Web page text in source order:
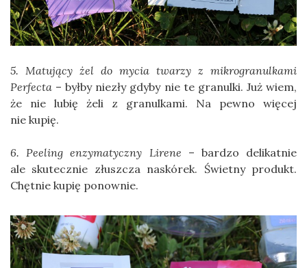
5. Matujący żel do mycia twarzy z mikrogranulkami
Perfecta – byłby niezły gdyby nie te granulki. Już wiem,
że nie lubię żeli z granulkami. Na pewno więcej
nie kupię.
6. Peeling enzymatyczny Lirene – bardzo delikatnie
ale skutecznie złuszcza naskórek. Świetny produkt.
Chętnie kupię ponownie.